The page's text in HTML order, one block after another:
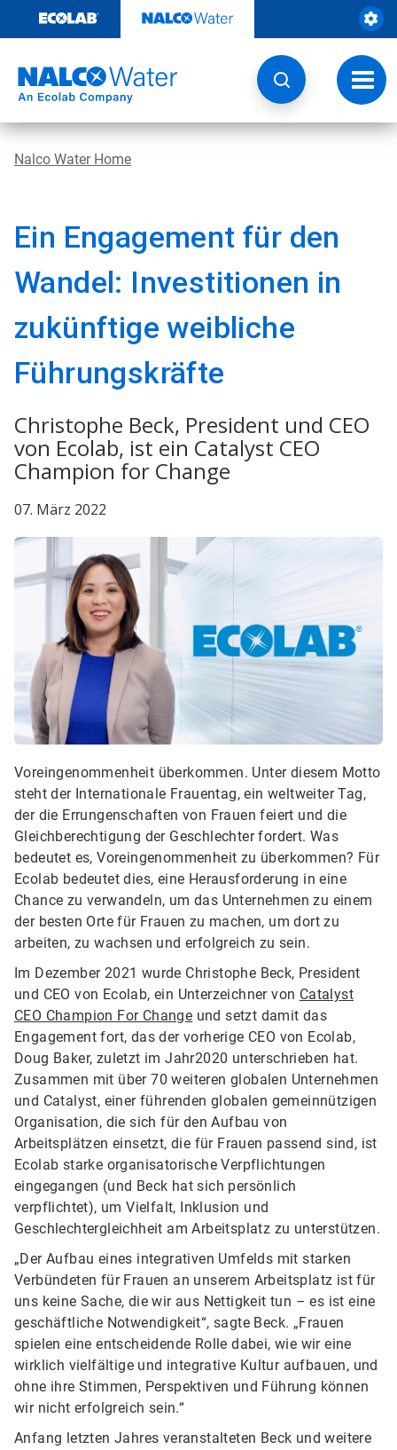
Inhalt
Nalco Water Home
Ein Engagement für den
Wandel: Investitionen in
zukünftige weibliche
Führungskräfte
Christophe Beck, President und CEO
von Ecolab, ist ein Catalyst CEO
Champion for Change
07. März 2022
Voreingenommenheit überkommen. Unter diesem Motto
steht der Internationale Frauentag, ein weltweiter Tag,
der die Errungenschaften von Frauen feiert und die
Gleichberechtigung der Geschlechter fordert. Was
bedeutet es, Voreingenommenheit zu überkommen? Für
Ecolab bedeutet dies, eine Herausforderung in eine
Chance zu verwandeln, um das Unternehmen zu einem
der besten Orte für Frauen zu machen, um dort zu
arbeiten, zu wachsen und erfolgreich zu sein.
Im Dezember 2021 wurde Christophe Beck, President
und CEO von Ecolab, ein Unterzeichner von Catalyst
CEO Champion For Change und setzt damit das
Engagement fort, das der vorherige CEO von Ecolab,
Doug Baker, zuletzt im Jahr2020 unterschrieben hat.
Zusammen mit über 70 weiteren globalen Unternehmen
und Catalyst, einer führenden globalen gemeinnützigen
Organisation, die sich für den Aufbau von
Arbeitsplätzen einsetzt, die für Frauen passend sind, ist
Ecolab starke organisatorische Verpflichtungen
eingegangen (und Beck hat sich persönlich
verpflichtet), um Vielfalt, Inklusion und
Geschlechtergleichheit am Arbeitsplatz zu unterstützen.
„Der Aufbau eines integrativen Umfelds mit starken
Verbündeten für Frauen an unserem Arbeitsplatz ist für
uns keine Sache, die wir aus Nettigkeit tun – es ist eine
geschäftliche Notwendigkeit“, sagte Beck. „Frauen
spielen eine entscheidende Rolle dabei, wie wir eine
wirklich vielfältige und integrative Kultur aufbauen, und
ohne ihre Stimmen, Perspektiven und Führung können
wir nicht erfolgreich sein.“
Anfang letzten Jahres veranstalteten Beck und weitere